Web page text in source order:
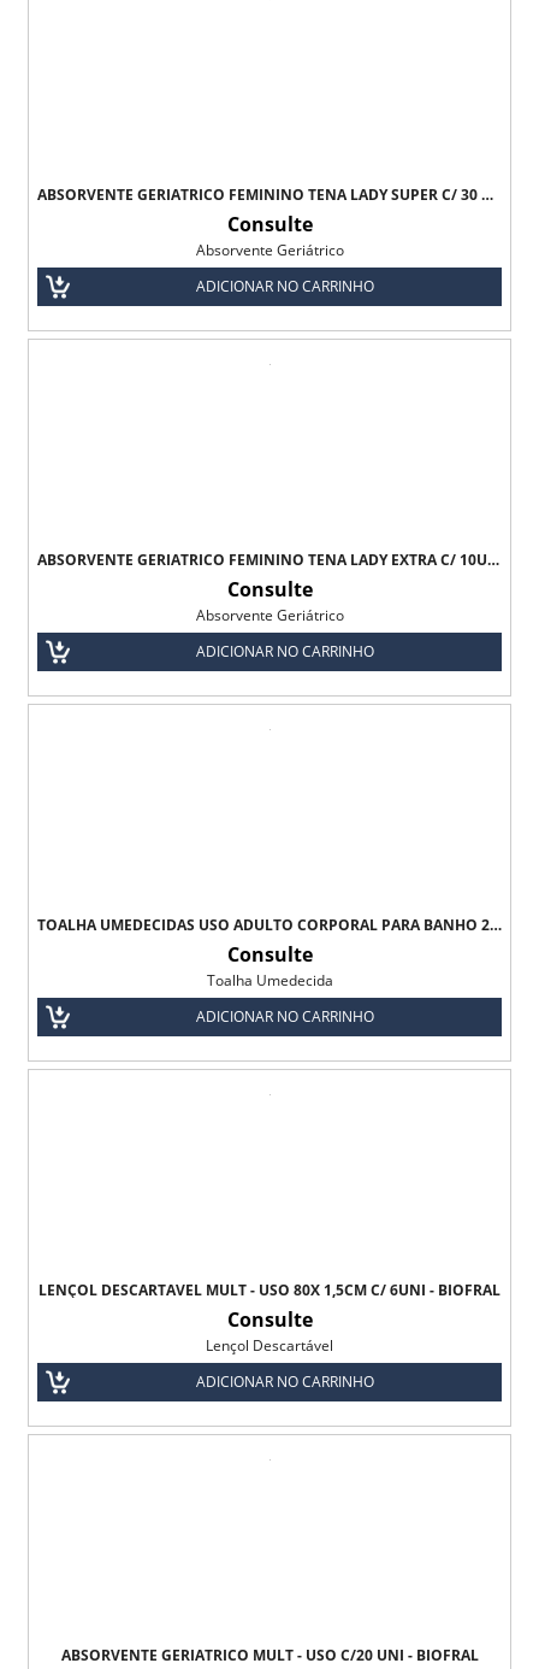
ABSORVENTE GERIÁTRICO FEMININO TENA LADY SUPER C/ 30 UNI - BIOFRAL
Consulte
Absorvente Geriátrico
ADICIONAR NO CARRINHO
ABSORVENTE GERIÁTRICO FEMININO TENA LADY EXTRA C/ 10UNI - BIOFRAL
Consulte
Absorvente Geriátrico
ADICIONAR NO CARRINHO
TOALHA UMEDECIDAS USO ADULTO CORPORAL PARA BANHO 23X23CM C/ 60 UNI - MEDIFRESH
Consulte
Toalha Umedecida
ADICIONAR NO CARRINHO
LENÇOL DESCARTÁVEL MULT - USO 80X 1,5CM C/ 6UNI - BIOFRAL
Consulte
Lençol Descartável
ADICIONAR NO CARRINHO
ABSORVENTE GERIÁTRICO MULT - USO C/20 UNI - BIOFRAL